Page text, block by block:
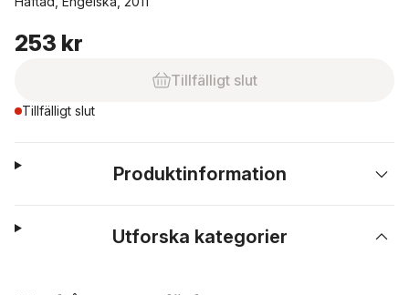
253 kr
Tillfälligt slut
Tillfälligt slut
Produktinformation
Utforska kategorier